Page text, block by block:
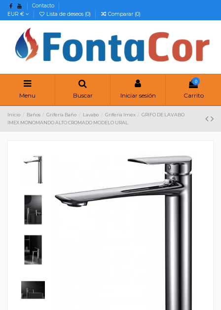
Contacto
EUR €
Lista de deseos (0) Comparar (0)
Menu Buscar Iniciar sesión
0
Carrito
Inicio Baños Grifería Baño Lavabo Griferia Imex
GRIFO DE LAVABO
IMEX MONOMANDO ALTO CROMADO MODELO URAL